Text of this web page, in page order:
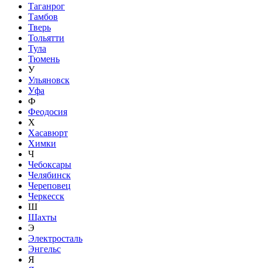
Таганрог
Тамбов
Тверь
Тольятти
Тула
Тюмень
У
Ульяновск
Уфа
Ф
Феодосия
Х
Хасавюрт
Химки
Ч
Чебоксары
Челябинск
Череповец
Черкесск
Ш
Шахты
Э
Электросталь
Энгельс
Я